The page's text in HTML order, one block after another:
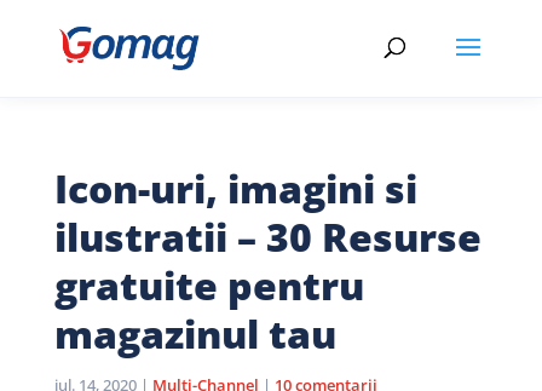
Icon-uri, imagini si
ilustratii – 30 Resurse
gratuite pentru
magazinul tau
iul. 14, 2020| Multi-Channel | 10 comentarii